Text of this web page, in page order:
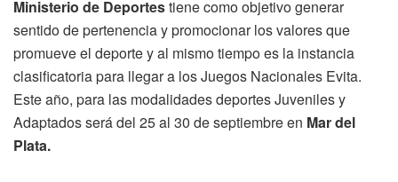
Ministerio de Deportestiene como objetivo generar
sentido de pertenencia y promocionar los valores que
promueve el deporte y al mismo tiempo es la instancia
clasificatoria para llegar a los Juegos Nacionales Evita.
Este año, para las modalidades deportes Juveniles y
Adaptados será del 25 al 30 de septiembre en Mar del
Plata.